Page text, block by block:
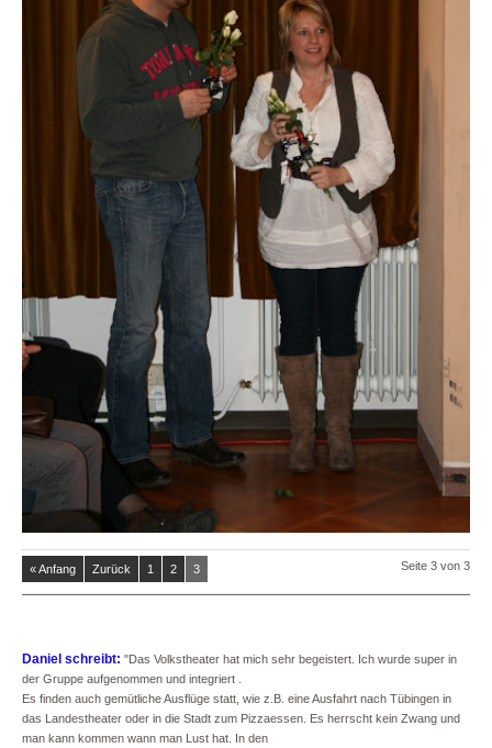
Seite 3 von 3
« Anfang Zurück 1 2 3
Daniel schreibt: "Das Volkstheater hat mich sehr begeistert. Ich wurde super in
der Gruppe aufgenommen und integriert .
Es finden auch gemütliche Ausflüge statt, wie z.B. eine Ausfahrt nach Tübingen in
das Landestheater oder in die Stadt zum Pizzaessen. Es herrscht kein Zwang und
man kann kommen wann man Lust hat. In den